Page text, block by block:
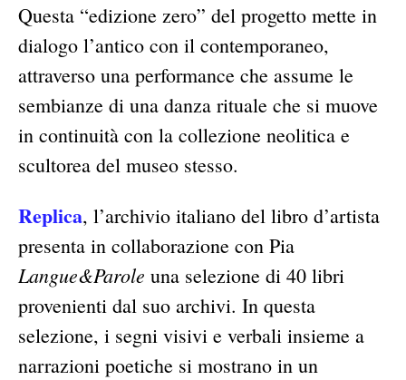
Questa “edizione zero” del progetto mette in
dialogo l’antico con il contemporaneo,
attraverso una performance che assume le
sembianze di una danza rituale che si muove
in continuità con la collezione neolitica e
scultorea del museo stesso.
Replica, l’archivio italiano del libro d’artista
presenta in collaborazione con Pia
Langue&Parole una selezione di 40 libri
provenienti dal suo archivi. In questa
selezione, i segni visivi e verbali insieme a
narrazioni poetiche si mostrano in un